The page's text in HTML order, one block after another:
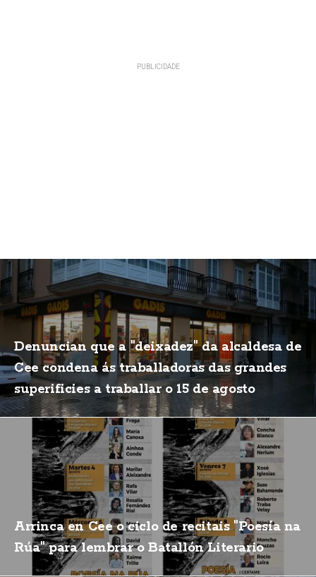
Denuncian que a "deixadez" da alcaldesa de
Cee condena ás traballadoras das grandes
superificies a traballar o 15 de agosto
Arrinca en Cee o ciclo de recitais "Poesía na
Rúa" para lembrar o Batallón Literario